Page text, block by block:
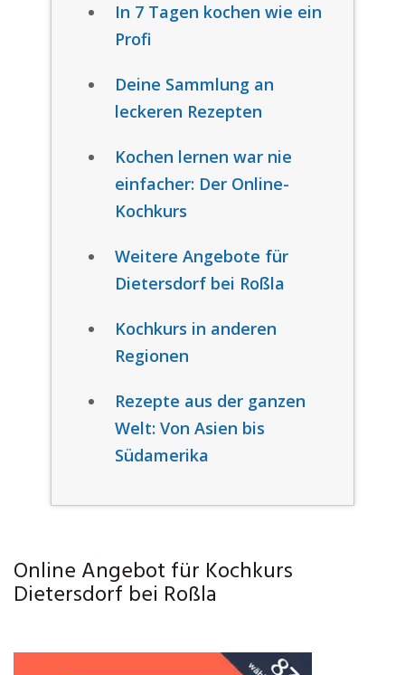
In 7 Tagen kochen wie ein
Profi
Deine Sammlung an
leckeren Rezepten
Kochen lernen war nie
einfacher: Der Online-
Kochkurs
Weitere Angebote für
Dietersdorf bei Roßla
Kochkurs in anderen
Regionen
Rezepte aus der ganzen
Welt: Von Asien bis
Südamerika
Online Angebot für Kochkurs
Dietersdorf bei Roßla